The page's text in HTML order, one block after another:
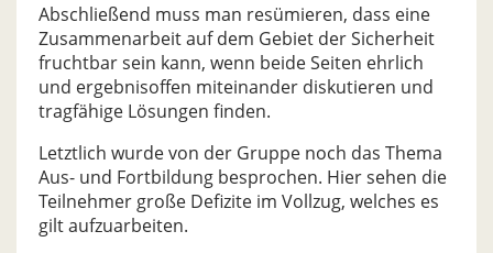
Abschließend muss man resümieren, dass eine
Zusammenarbeit auf dem Gebiet der Sicherheit
fruchtbar sein kann, wenn beide Seiten ehrlich
und ergebnisoffen miteinander diskutieren und
tragfähige Lösungen finden.
Letztlich wurde von der Gruppe noch das Thema
Aus- und Fortbildung besprochen. Hier sehen die
Teilnehmer große Defizite im Vollzug, welches es
gilt aufzuarbeiten.